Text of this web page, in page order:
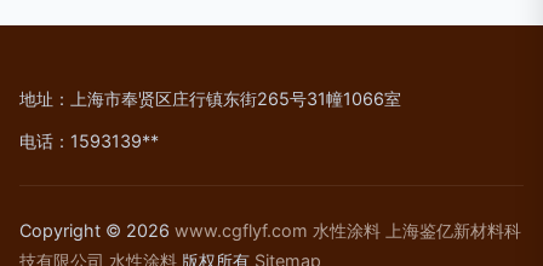
地址：上海市奉贤区庄行镇东街265号31幢1066室
电话：1593139**
Copyright © 2026 www.cgflyf.com 水性涂料 上海鉴亿新材料科
技有限公司 水性涂料 版权所有 Sitemap